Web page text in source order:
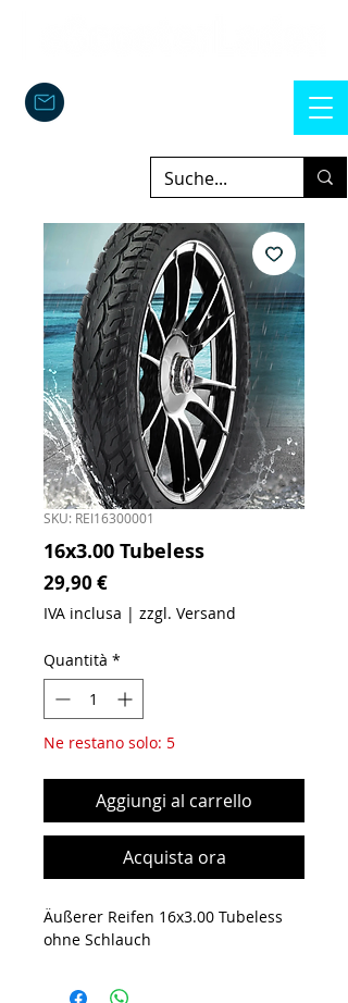
SKU: REI16300001
16x3.00 Tubeless
29,90 €Prezzo
IVA inclusa | zzgl. Versand
Quantità *
Ne restano solo: 5
Aggiungi al carrello
Acquista ora
Äußerer Reifen 16x3.00 Tubeless
ohne Schlauch